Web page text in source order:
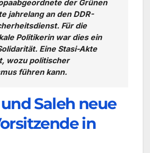
der Grünen
jahrelang an den DDR-
Für die
Politikerin war dies ein
Eine Stasi-Akte
wozu politischer
führen kann.
Saleh neue
in